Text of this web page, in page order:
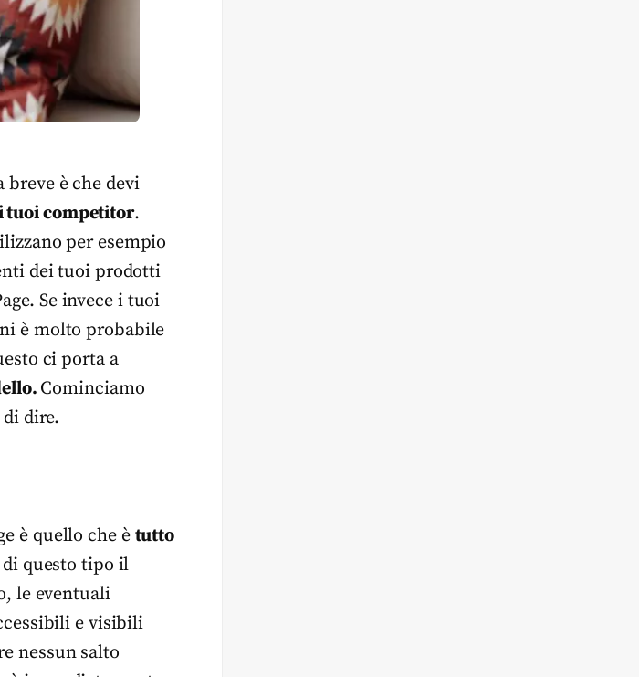
è che devi
tuoi competitor.
per esempio
dei tuoi prodotti
Se invece i tuoi
è molto probabile
ci porta a
Cominciamo
dire.
è quello che è tutto
questo tipo il
le eventuali
e visibili
nessun salto